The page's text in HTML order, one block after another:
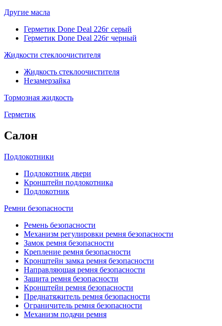
Другие масла
Герметик Done Deal 226г серый
Герметик Done Deal 226г черный
Жидкости стеклоочистителя
Жидкость стеклоочистителя
Незамерзайка
Тормозная жидкость
Герметик
Салон
Подлокотники
Подлокотник двери
Кронштейн подлокотника
Подлокотник
Ремни безопасности
Ремень безопасности
Механизм регулировки ремня безопасности
Замок ремня безопасности
Крепление ремня безопасности
Кронштейн замка ремня безопасности
Направляющая ремня безопасности
Защита ремня безопасности
Кронштейн ремня безопасности
Преднатяжитель ремня безопасности
Ограничитель ремня безопасности
Механизм подачи ремня